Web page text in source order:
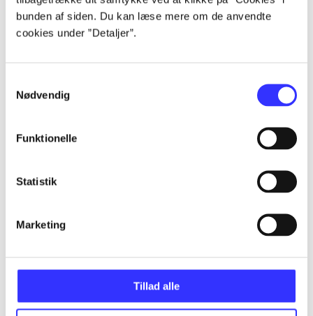
bunden af siden. Du kan læse mere om de anvendte
cookies under ”Detaljer”.
Nødvendig
Funktionelle
Statistik
Marketing
Tillad alle